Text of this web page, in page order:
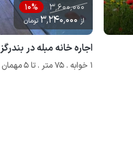
3٬600٬000 10%
از 3٬240٬000 تومان
اجاره خانه مبله در
1 خوابه . 75 متر . تا 5 مهمان